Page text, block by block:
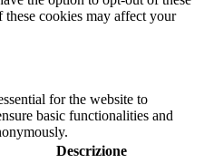
cookies may affect your
for the website to
basic functionalities and
Descrizione